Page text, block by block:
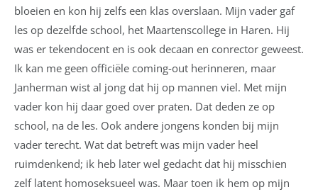
bloeien en kon hij zelfs een klas overslaan. Mijn vader gaf
les op dezelfde school, het Maartenscollege in Haren. Hij
was er tekendocent en is ook decaan en conrector geweest.
Ik kan me geen officiële coming-out herinneren, maar
Janherman wist al jong dat hij op mannen viel. Met mijn
vader kon hij daar goed over praten. Dat deden ze op
school, na de les. Ook andere jongens konden bij mijn
vader terecht. Wat dat betreft was mijn vader heel
ruimdenkend; ik heb later wel gedacht dat hij misschien
zelf latent homoseksueel was. Maar toen ik hem op mijn